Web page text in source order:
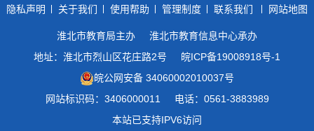
隐私声明 关于我们 使用帮助 管理制度 联系我们 网站地图
淮北市教育局主办
淮北市教育信息中心承办
地址：淮北市烈山区花庄路2号
皖ICP备19008918号-1
皖公网安备 34060002010037号
网站标识码：3406000011
电话：0561-3883989
本站已支持IPV6访问